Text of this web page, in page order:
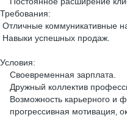
Требования:
Отличные коммуникативные
Навыки успешных продаж.
Условия:
Своевременная зарплата.
Дружный коллектив
Возможность карьерного и
прогрессивная мотивация‚